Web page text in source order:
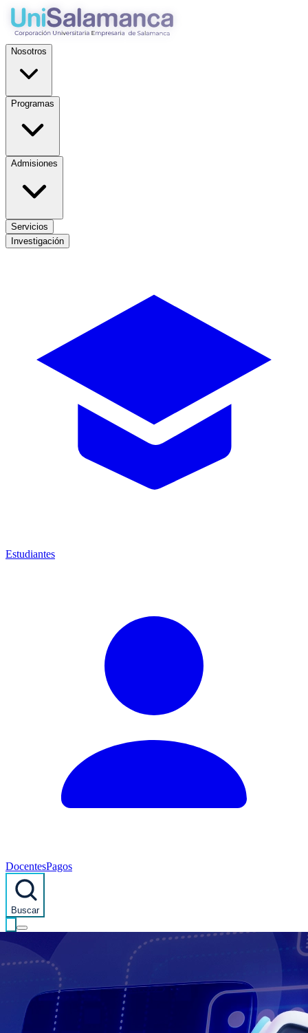
Nosotros
Programas
Admisiones
Servicios
Investigación
Estudiantes
DocentesPagos
Buscar